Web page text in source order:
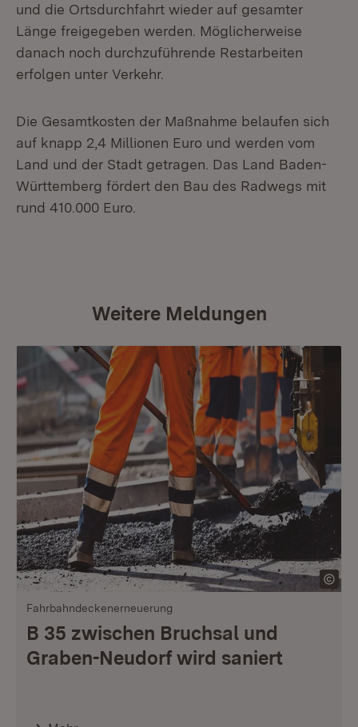
und die Ortsdurchfahrt wieder auf gesamter
Länge freigegeben werden. Möglicherweise
danach noch durchzuführende Restarbeiten
erfolgen unter Verkehr.
Die Gesamtkosten der Maßnahme belaufen sich
auf knapp 2,4 Millionen Euro und werden vom
Land und der Stadt getragen. Das Land Baden-
Württemberg fördert den Bau des Radwegs mit
rund 410.000 Euro.
Weitere Meldungen
Fahrbahndeckenerneuerung
B 35 zwischen Bruchsal und
Graben-Neudorf wird saniert